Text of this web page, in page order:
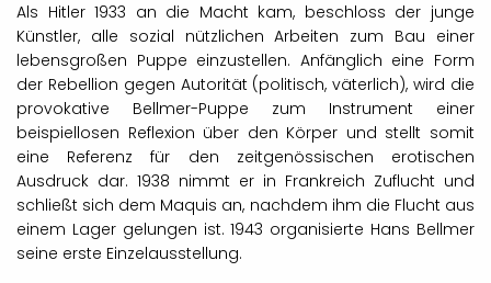
Als Hitler 1933 an die Macht kam, beschloss der junge
Künstler, alle sozial nützlichen Arbeiten zum Bau einer
lebensgroßen Puppe einzustellen. Anfänglich eine Form
der Rebellion gegen Autorität (politisch, väterlich), wird die
provokative Bellmer-Puppe zum Instrument einer
beispiellosen Reflexion über den Körper und stellt somit
eine Referenz für den zeitgenössischen erotischen
Ausdruck dar. 1938 nimmt er in Frankreich Zuflucht und
schließt sich dem Maquis an, nachdem ihm die Flucht aus
einem Lager gelungen ist. 1943 organisierte Hans Bellmer
seine erste Einzelausstellung.